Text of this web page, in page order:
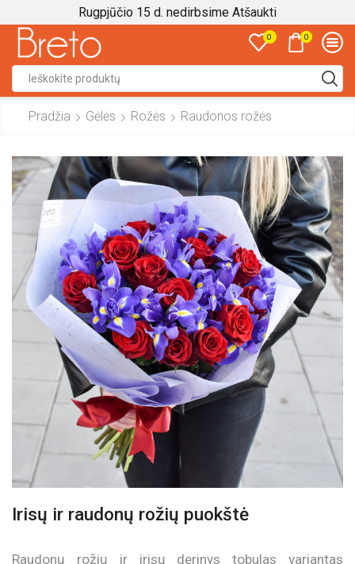
Rugpjūčio 15 d. nedirbsime Atšaukti
0 0
input
Pradžia Gėlės Rožės Raudonos rožės
Irisų ir raudonų rožių puokštė
Raudonų rožių ir irisų derinys tobulas variantas